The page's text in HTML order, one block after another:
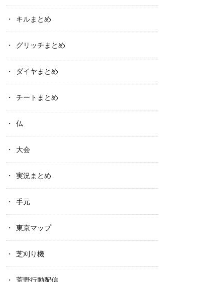
キルまとめ
グリッチまとめ
ダイヤまとめ
チートまとめ
仏
大会
実況まとめ
手元
東京マップ
芝刈り機
荒野行動配信